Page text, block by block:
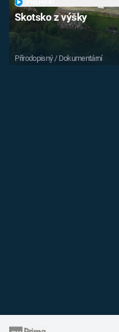
Skotsko z výšky
Přírodopisný / Dokumentární